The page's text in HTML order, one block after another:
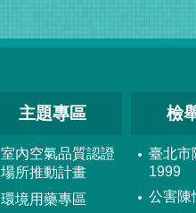
主題專區
室內空氣品質認證
場所推動計畫
環境用藥專區
檢
臺北市
1999
公害陳